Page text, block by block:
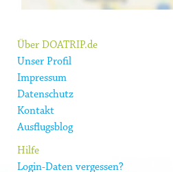
Über DOATRIP.de
Unser Profil
Impressum
Datenschutz
Kontakt
Ausflugsblog
Hilfe
Login-Daten vergessen?